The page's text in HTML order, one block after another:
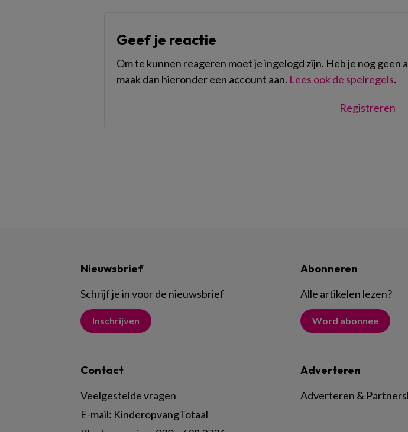
Geef je reactie
Om te kunnen reageren moet je ingelogd zijn. Heb je nog geen
maak dan hieronder een account aan. Lees ook de spelregels.
Registreren
Nieuwsbrief
Schrijf je in voor de nieuwsbrief
Inschrijven
Abonneren
Alle artikelen lezen?
Word abonnee
Contact
Veelgestelde vragen
E-mail: KinderopvangTotaal
Adverteren
Adverteren &